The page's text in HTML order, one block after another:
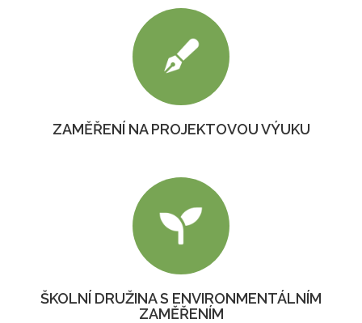
ZAMĚŘENÍ NA PROJEKTOVOU VÝUKU
ŠKOLNÍ DRUŽINA S ENVIRONMENTÁLNÍM
ZAMĚŘENÍM